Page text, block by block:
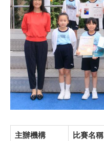
主辦機構 比賽名稱